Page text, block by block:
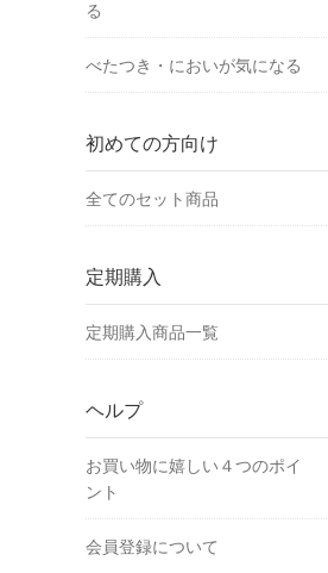
る
べたつき・においが気になる
初めての方向け
全てのセット商品
定期購入
定期購入商品一覧
ヘルプ
お買い物に嬉しい４つのポイ
ント
会員登録について